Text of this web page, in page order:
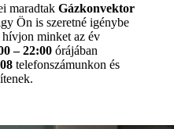
maradtak Gázkonvektor
Ön is szeretné igénybe
hívjon minket az év
– 22:00 órájában
telefonszámunkon és